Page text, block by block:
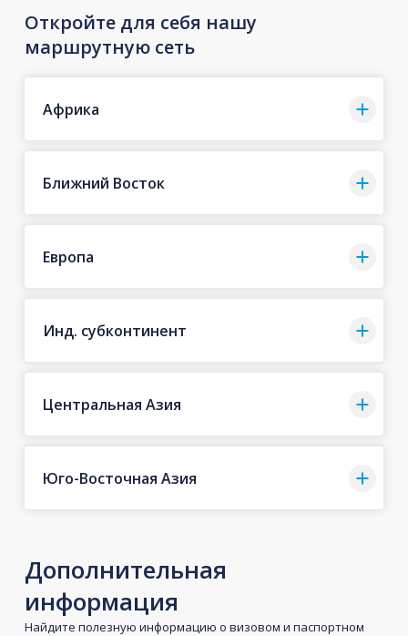
Откройте для себя нашу
маршрутную сеть
Африка
Ближний Восток
Европа
Инд. субконтинент
Центральная Азия
Юго-Восточная Азия
Дополнительная
информация
Найдите полезную информацию о визовом и паспортном